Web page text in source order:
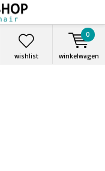
wishlist winkelwagen
0